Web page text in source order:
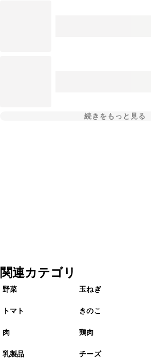
続きをもっと見る
関連カテゴリ
野菜 玉ねぎ
トマト きのこ
肉 鶏肉
乳製品 チーズ